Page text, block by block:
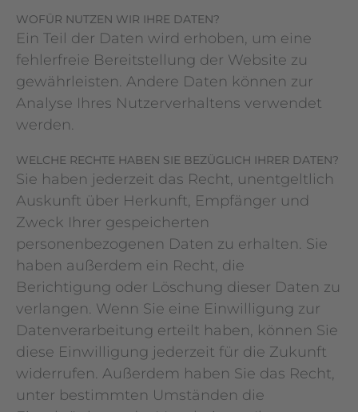
WOFÜR NUTZEN WIR IHRE DATEN?
Ein Teil der Daten wird erhoben, um eine
fehlerfreie Bereitstellung der Website zu
gewährleisten. Andere Daten können zur
Analyse Ihres Nutzerverhaltens verwendet
werden.
WELCHE RECHTE HABEN SIE BEZÜGLICH IHRER DATEN?
Sie haben jederzeit das Recht, unentgeltlich
Auskunft über Herkunft, Empfänger und
Zweck Ihrer gespeicherten
personenbezogenen Daten zu erhalten. Sie
haben außerdem ein Recht, die
Berichtigung oder Löschung dieser Daten zu
verlangen. Wenn Sie eine Einwilligung zur
Datenverarbeitung erteilt haben, können Sie
diese Einwilligung jederzeit für die Zukunft
widerrufen. Außerdem haben Sie das Recht,
unter bestimmten Umständen die